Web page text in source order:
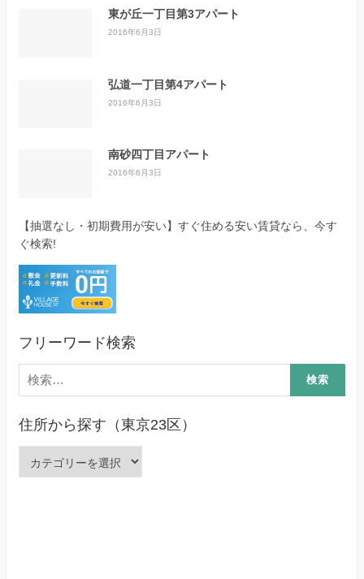
東が丘一丁目第3アパート
2016年6月3日
弘道一丁目第4アパート
2016年6月3日
南砂四丁目アパート
2016年6月3日
【抽選なし・初期費用が安い】すぐ住める安い賃貸なら、今す
ぐ検索!
フリーワード検索
検
索:
住所から探す（東京23区）